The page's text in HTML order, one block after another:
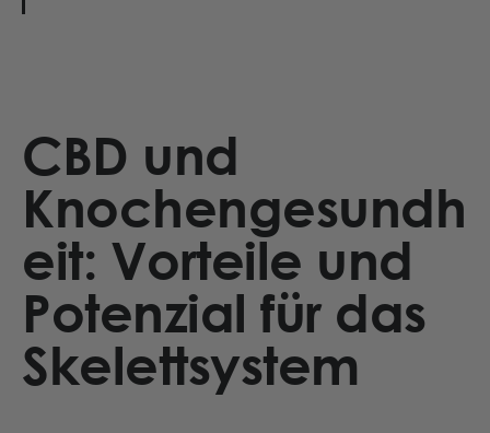
CBD und
Knochengesundh
eit: Vorteile und
Potenzial für das
Skelettsystem